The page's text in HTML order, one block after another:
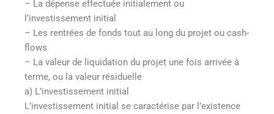
– La dépense effectuée initialement ou
l’investissement initial
– Les rentrées de fonds tout au long du projet ou cash-
flows
– La valeur de liquidation du projet une fois arrivée à
terme, ou la valeur résiduelle
a) L’investissement initial
L’investissement initial se caractérise par l’existence